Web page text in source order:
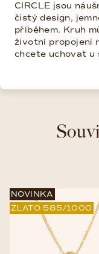
CIRCLE jsou
čistý design,
příběhem. Kruh
životní propojení
chcete uchovat u
NOVINKA
ZLATO 585/1000